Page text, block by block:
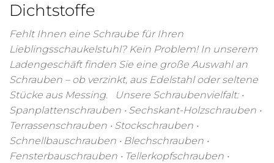
Dichtstoffe
Fehlt Ihnen eine Schraube für Ihren
Lieblingsschaukelstuhl? Kein Problem! In unserem
Ladengeschäft finden Sie eine große Auswahl an
Schrauben – ob verzinkt, aus Edelstahl oder seltene
Stücke aus Messing. Unsere Schraubenvielfalt: •
Spanplattenschrauben • Sechskant-Holzschrauben •
Terrassenschrauben • Stockschrauben •
Schnellbauschrauben • Blechschrauben •
Fensterbauschrauben • Tellerkopfschrauben •